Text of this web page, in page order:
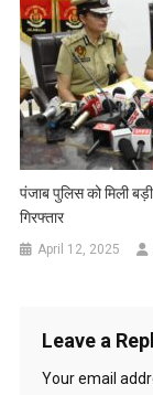
पंजाब पुलिस को मिली
गिरफ्तार
April 12, 2025
Leave a
Your email